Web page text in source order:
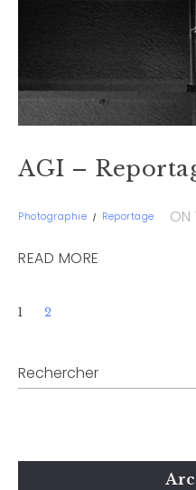
AGI –
Photographie Reportage
READ MORE
1 2